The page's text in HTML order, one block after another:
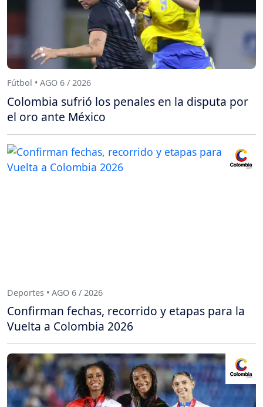
Fútbol • AGO 6 / 2026
Colombia sufrió los penales en la disputa por
el oro ante México
Deportes • AGO 6 / 2026
Confirman fechas, recorrido y etapas para la
Vuelta a Colombia 2026